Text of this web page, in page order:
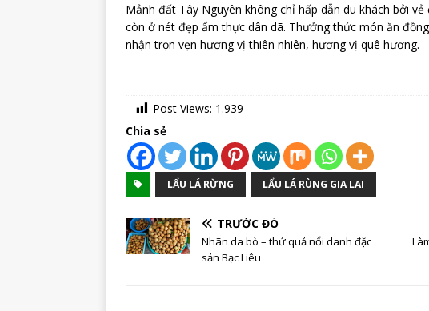
Mảnh đất Tây Nguyên không chỉ hấp dẫn du khách bởi
còn ở nét đẹp ẩm thực dân dã. Thưởng thức món ăn
nhận trọn vẹn hương vị thiên nhiên, hương vị quê hương.
Post Views: 1.939
Chia sẻ
LẨU LÁ RỪNG LẨU LÁ RÙNG GIA LAI
TRƯỚC ĐÓ
Nhãn da bò – thứ quả nổi danh đặc
sản Bạc Liêu